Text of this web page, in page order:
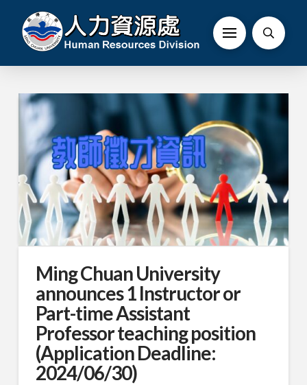
Ming Chuan University
announces 1 Instructor or
Part-time Assistant
Professor teaching position
(Application Deadline:
2024/06/30)